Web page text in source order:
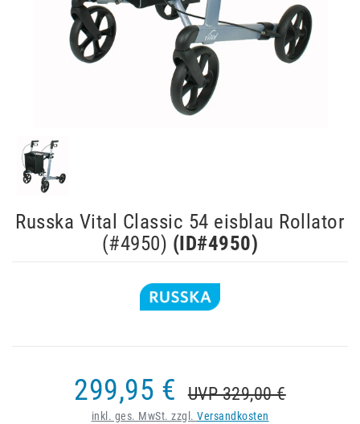
Russka Vital Classic 54 eisblau Rollator
(#4950) (ID#4950)
299,95 € UVP 329,00 €
inkl. ges. MwSt. zzgl. Versandkosten